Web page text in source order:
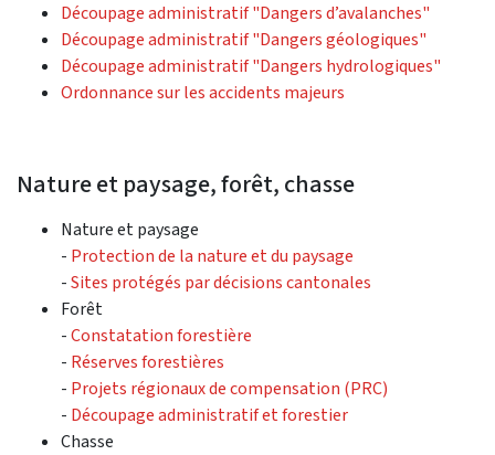
Découpage administratif "Dangers d’avalanches"
Découpage administratif "Dangers géologiques"
Découpage administratif "Dangers hydrologiques"
Ordonnance sur les accidents majeurs
Nature et paysage, forêt, chasse
Nature et paysage
- Protection de la nature et du paysage
-Sites protégés par décisions cantonales
Forêt
-Constatation forestière
- Réserves forestières
- Projets régionaux de compensation (PRC)
- Découpage administratif et forestier
Chasse